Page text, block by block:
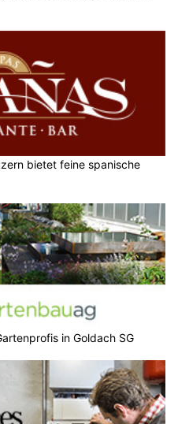
bietet feine spanische
in Goldach SG